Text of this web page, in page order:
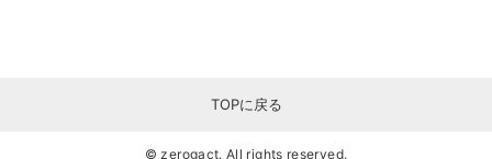
TOPに戻る
© zerogact. All rights reserved.